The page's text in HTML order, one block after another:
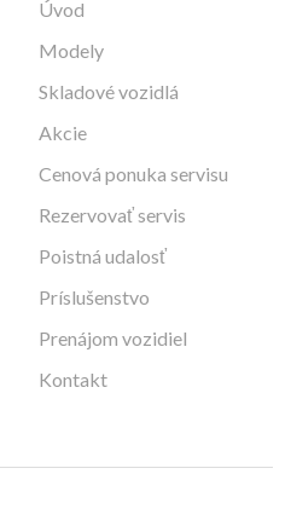
Úvod
Modely
Skladové vozidlá
Akcie
Cenová ponuka servisu
Rezervovať servis
Poistná udalosť
Príslušenstvo
Prenájom vozidiel
Kontakt